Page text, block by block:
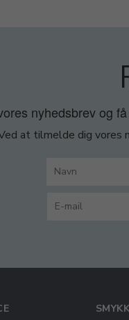
nyhedsbrev og
at tilmelde dig vores